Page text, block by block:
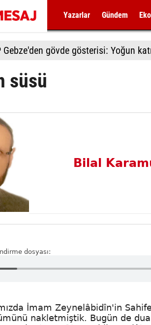
Yazarlar Gündem
Gebze'den gövde gösterisi: Yoğun
süsü
Bilal
dosyası:
İmam Zeynelâbidîn'in
nakletmiştik. Bugün de